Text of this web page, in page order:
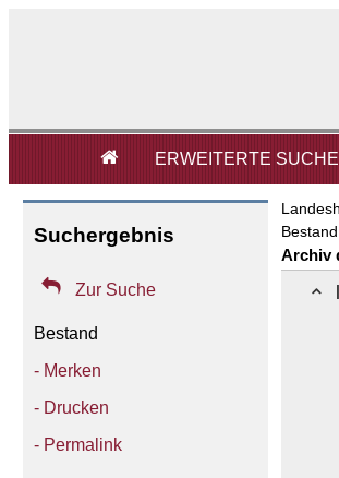
 ERWEITERTE SUCHE